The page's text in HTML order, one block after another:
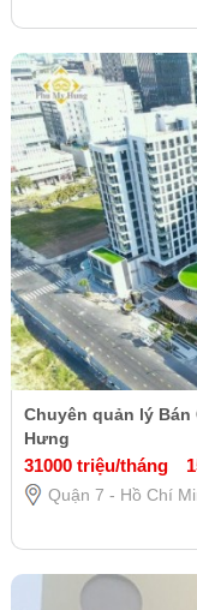
Chuyên quản lý Bán
Hưng
31000 triệu/tháng
Quận 7 - Hồ Chí